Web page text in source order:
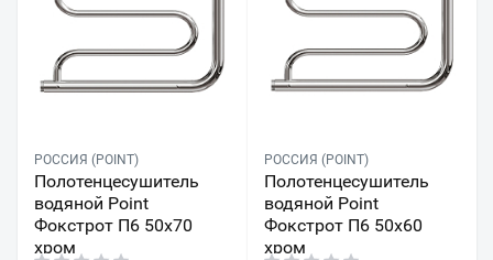
РОССИЯ (POINT)
Полотенцесушитель
водяной Point
Фокстрот П6 50х70
хром
РОССИЯ (POINT)
Полотенцесушитель
водяной Point
Фокстрот П6 50х60
хром